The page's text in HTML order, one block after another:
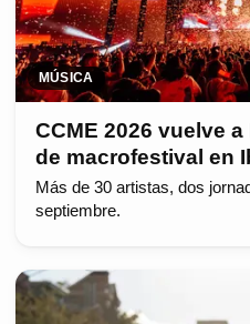
MÚSICA
CCME 2026 vuelve
de macrofestival en
Más de 30 artistas, dos
septiembre.